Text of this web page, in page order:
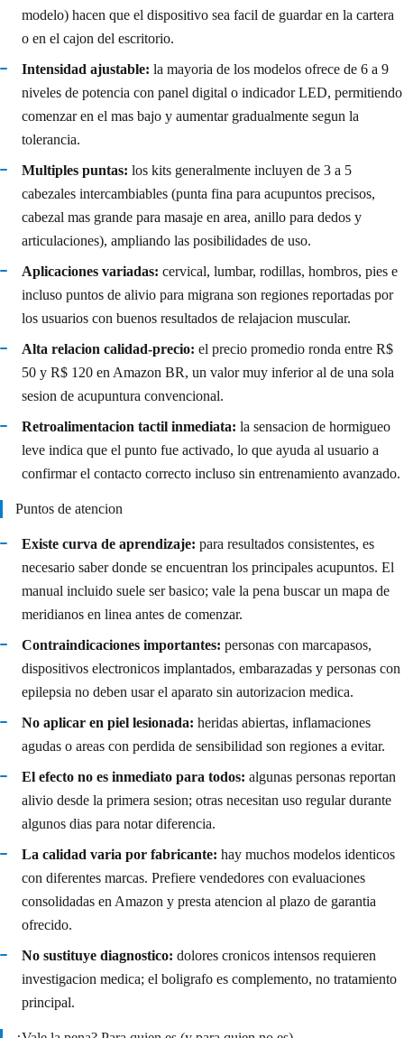
modelo) hacen que el dispositivo sea facil de guardar en la cartera
o en el cajon del escritorio.
Intensidad ajustable: la mayoria de los modelos ofrece de 6 a 9
niveles de potencia con panel digital o indicador LED, permitiendo
comenzar en el mas bajo y aumentar gradualmente segun la
tolerancia.
Multiples puntas: los kits generalmente incluyen de 3 a 5
cabezales intercambiables (punta fina para acupuntos precisos,
cabezal mas grande para masaje en area, anillo para dedos y
articulaciones), ampliando las posibilidades de uso.
Aplicaciones variadas: cervical, lumbar, rodillas, hombros, pies e
incluso puntos de alivio para migrana son regiones reportadas por
los usuarios con buenos resultados de relajacion muscular.
Alta relacion calidad-precio: el precio promedio ronda entre R$
50 y R$ 120 en Amazon BR, un valor muy inferior al de una sola
sesion de acupuntura convencional.
Retroalimentacion tactil inmediata: la sensacion de hormigueo
leve indica que el punto fue activado, lo que ayuda al usuario a
confirmar el contacto correcto incluso sin entrenamiento avanzado.
Puntos de atencion
Existe curva de aprendizaje: para resultados consistentes, es
necesario saber donde se encuentran los principales acupuntos. El
manual incluido suele ser basico; vale la pena buscar un mapa de
meridianos en linea antes de comenzar.
Contraindicaciones importantes: personas con marcapasos,
dispositivos electronicos implantados, embarazadas y personas con
epilepsia no deben usar el aparato sin autorizacion medica.
No aplicar en piel lesionada: heridas abiertas, inflamaciones
agudas o areas con perdida de sensibilidad son regiones a evitar.
El efecto no es inmediato para todos: algunas personas reportan
alivio desde la primera sesion; otras necesitan uso regular durante
algunos dias para notar diferencia.
La calidad varia por fabricante: hay muchos modelos identicos
con diferentes marcas. Prefiere vendedores con evaluaciones
consolidadas en Amazon y presta atencion al plazo de garantia
ofrecido.
No sustituye diagnostico: dolores cronicos intensos requieren
investigacion medica; el boligrafo es complemento, no tratamiento
principal.